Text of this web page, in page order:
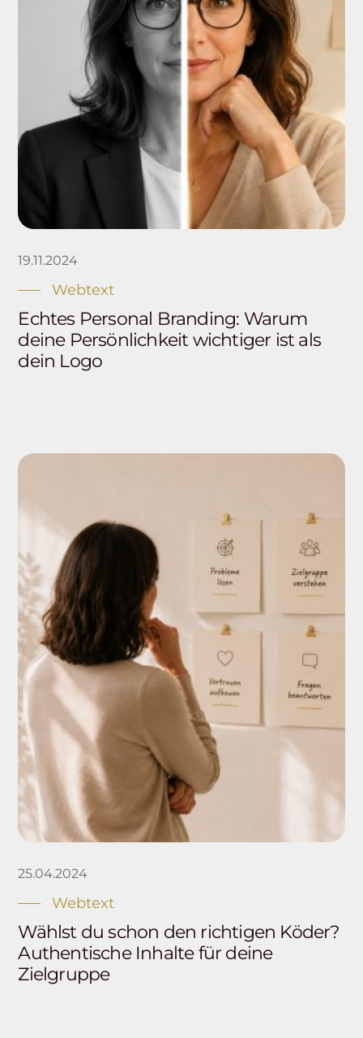
19.11.2024
Webtext
Echtes Personal Branding: Warum
deine Persönlichkeit wichtiger ist als
dein Logo
25.04.2024
Webtext
Wählst du schon den richtigen Köder?
Authentische Inhalte für deine
Zielgruppe